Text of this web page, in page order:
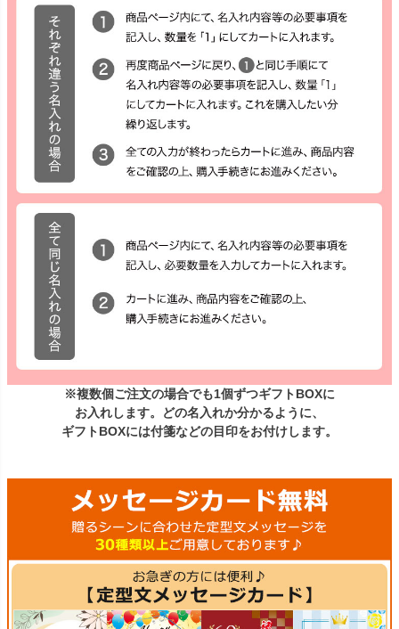
※複数個ご注文の場合でも1個ずつギフトBOXに
お入れします。どの名入れか分かるように、
ギフトBOXには付箋などの目印をお付けします。